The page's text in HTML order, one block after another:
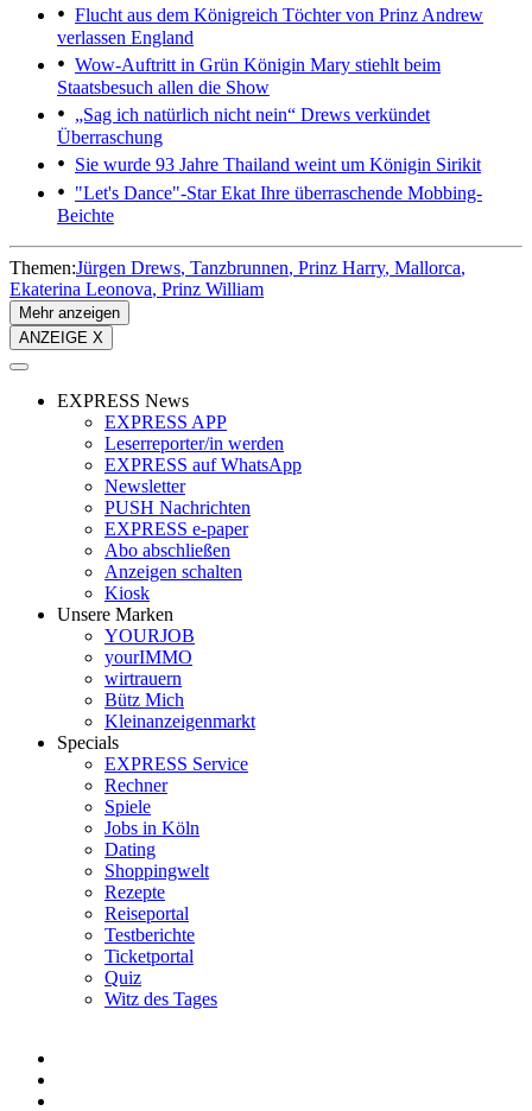
Flucht aus dem Königreich Töchter von Prinz Andrew
verlassen England
Wow-Auftritt in Grün Königin Mary stiehlt beim
Staatsbesuch allen die Show
„Sag ich natürlich nicht nein“ Drews verkündet
Überraschung
Sie wurde 93 Jahre Thailand weint um Königin Sirikit
"Let's Dance"-Star Ekat Ihre überraschende Mobbing-
Beichte
Themen:Jürgen Drews Tanzbrunnen Prinz Harry Mallorca
Ekaterina Leonova Prinz William
Mehr anzeigen
ANZEIGE X
EXPRESS News
EXPRESS APP
Leserreporter/in werden
EXPRESS auf WhatsApp
Newsletter
PUSH Nachrichten
EXPRESS e-paper
Abo abschließen
Anzeigen schalten
Kiosk
Unsere Marken
YOURJOB
yourIMMO
wirtrauern
Bütz Mich
Kleinanzeigenmarkt
Specials
EXPRESS Service
Rechner
Spiele
Jobs in Köln
Dating
Shoppingwelt
Rezepte
Reiseportal
Testberichte
Ticketportal
Quiz
Witz des Tages